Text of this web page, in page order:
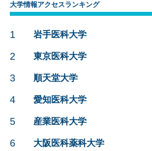
大学情報アクセスランキング
1 岩手医科大学
2 東京医科大学
3 順天堂大学
4 愛知医科大学
5 産業医科大学
6 大阪医科薬科大学